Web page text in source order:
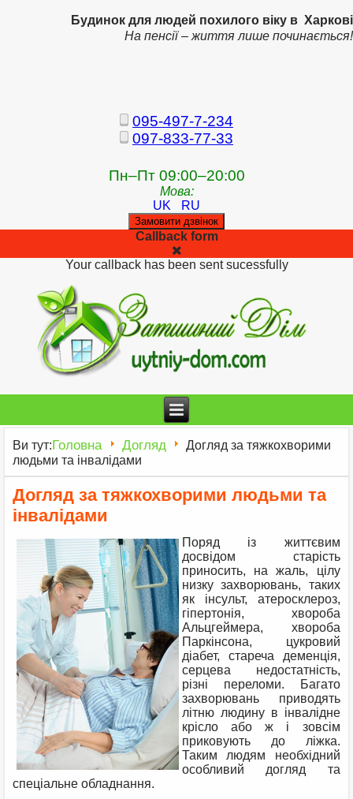
Будинок для людей похилого віку в Харкові
На пенсії – життя лише починається!
095-497-7-234
097-833-77-33
Пн–Пт 09:00–20:00
Мова:
UK
RU
Замовити дзвінок
Callback form
Your callback has been sent sucessfully
Ви тут:Головна Догляд
Догляд за тяжкохворими
людьми та інвалідами
Догляд за тяжкохворими людьми та
інвалідами
Поряд із життєвим
досвідом старість
приносить, на жаль, цілу
низку захворювань, таких
як інсульт, атеросклероз,
гіпертонія, хвороба
Альцгеймера, хвороба
Паркінсона, цукровий
діабет, стареча деменція,
серцева недостатність,
різні переломи. Багато
захворювань приводять
літню людину в інвалідне
крісло або ж і зовсім
приковують до ліжка.
Таким людям необхідний
особливий догляд та
спеціальне обладнання.